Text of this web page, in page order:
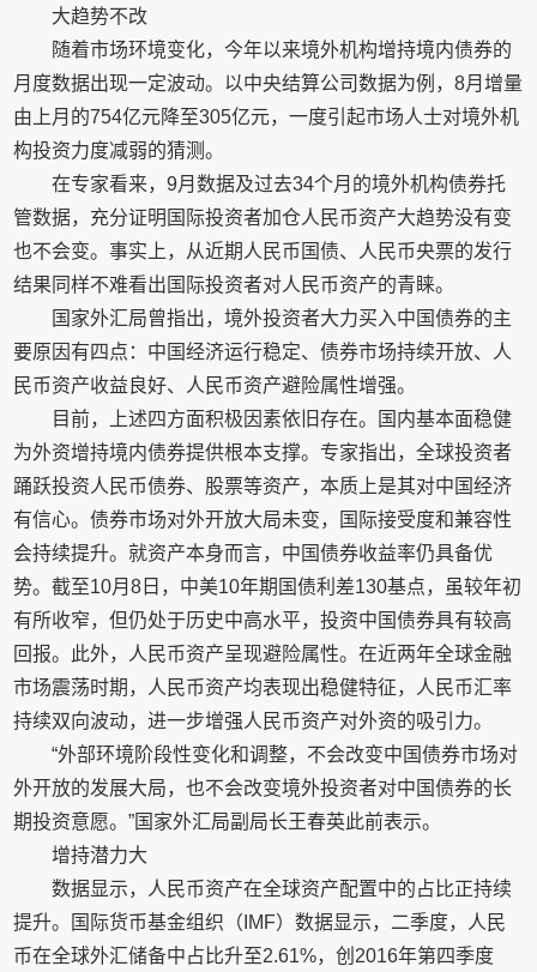
大趋势不改
随着市场环境变化，今年以来境外机构增持境内债券的
月度数据出现一定波动。以中央结算公司数据为例，8月增量
由上月的754亿元降至305亿元，一度引起市场人士对境外机
构投资力度减弱的猜测。
在专家看来，9月数据及过去34个月的境外机构债券托
管数据，充分证明国际投资者加仓人民币资产大趋势没有变
也不会变。事实上，从近期人民币国债、人民币央票的发行
结果同样不难看出国际投资者对人民币资产的青睐。
国家外汇局曾指出，境外投资者大力买入中国债券的主
要原因有四点：中国经济运行稳定、债券市场持续开放、人
民币资产收益良好、人民币资产避险属性增强。
目前，上述四方面积极因素依旧存在。国内基本面稳健
为外资增持境内债券提供根本支撑。专家指出，全球投资者
踊跃投资人民币债券、股票等资产，本质上是其对中国经济
有信心。债券市场对外开放大局未变，国际接受度和兼容性
会持续提升。就资产本身而言，中国债券收益率仍具备优
势。截至10月8日，中美10年期国债利差130基点，虽较年初
有所收窄，但仍处于历史中高水平，投资中国债券具有较高
回报。此外，人民币资产呈现避险属性。在近两年全球金融
市场震荡时期，人民币资产均表现出稳健特征，人民币汇率
持续双向波动，进一步增强人民币资产对外资的吸引力。
“外部环境阶段性变化和调整，不会改变中国债券市场对
外开放的发展大局，也不会改变境外投资者对中国债券的长
期投资意愿。”国家外汇局副局长王春英此前表示。
增持潜力大
数据显示，人民币资产在全球资产配置中的占比正持续
提升。国际货币基金组织（IMF）数据显示，二季度，人民
币在全球外汇储备中占比升至2.61%，创2016年第四季度